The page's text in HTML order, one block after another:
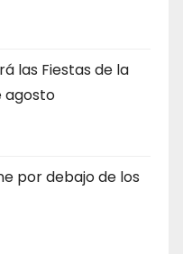
las Fiestas de la
agosto
por debajo de los